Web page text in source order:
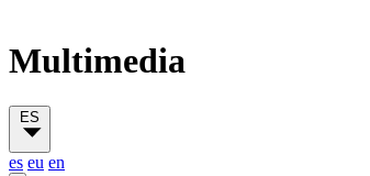
Multimedia
ES
es eu en